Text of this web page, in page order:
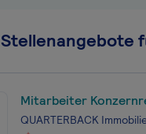
Stellenangebote
Mitarbeiter
QUARTERBACK